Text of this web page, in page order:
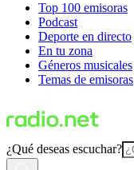
Top 100 emisoras
Podcast
Deporte en directo
En tu zona
Géneros musicales
Temas de emisoras
¿Qué deseas escuchar?